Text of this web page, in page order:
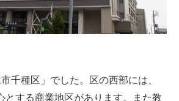
千種区」でした。区の西部には、
とする商業地区があります。また教